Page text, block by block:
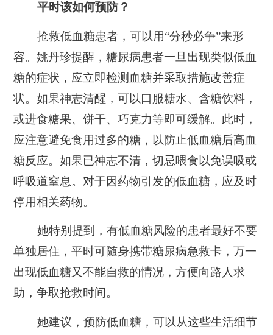
平时该如何预防？
抢救低血糖患者，可以用“分秒必争”来形
容。姚丹珍提醒，糖尿病患者一旦出现类似低血
糖的症状，应立即检测血糖并采取措施改善症
状。如果神志清醒，可以口服糖水、含糖饮料，
或进食糖果、饼干、巧克力等即可缓解。此时，
应注意避免食用过多的糖，以防止低血糖后高血
糖反应。如果已神志不清，切忌喂食以免误吸或
呼吸道窒息。对于因药物引发的低血糖，应及时
停用相关药物。
她特别提到，有低血糖风险的患者最好不要
单独居住，平时可随身携带糖尿病急救卡，万一
出现低血糖又不能自救的情况，方便向路人求
助，争取抢救时间。
她建议，预防低血糖，可以从这些生活细节